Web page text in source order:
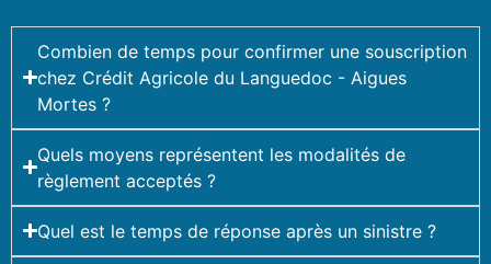
Combien de temps pour confirmer une souscription
chez Crédit Agricole du Languedoc - Aigues
Mortes ?
Quels moyens représentent les modalités de
règlement acceptés ?
Quel est le temps de réponse après un sinistre ?